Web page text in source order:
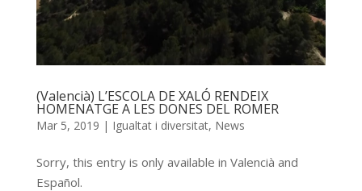
(Valencià) L’ESCOLA DE XALÓ RENDEIX
HOMENATGE A LES DONES DEL ROMER
Mar 5, 2019 | Igualtat i diversitat, News
Sorry, this entry is only available in Valencià and
Español.